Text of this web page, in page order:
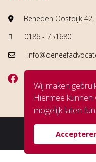
Beneden Oostdijk
0186 - 751680
©
Wij maken
Hiermee
mogelijk laten